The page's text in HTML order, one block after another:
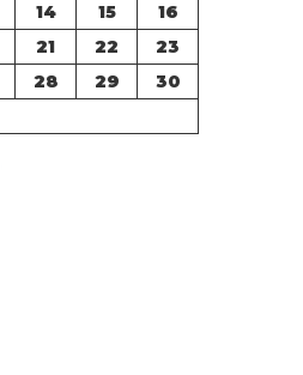
14 15
16
21 22
23
28 29
30